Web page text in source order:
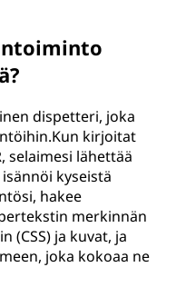
dispetteri, joka
kirjoitat
selaimesi lähettää
kyseistä
hakee
merkinnän
(CSS) ja kuvat, ja
joka kokoaa ne